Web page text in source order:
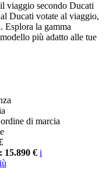
viaggio secondo Ducati
Ducati votate al viaggio,
Esplora la gamma
più adatto alle tue
di marcia
15.890 € i